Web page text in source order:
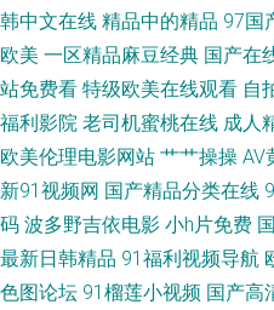
频在线观看 毛片夜夜91 91九色绿帽
频总站 欧美婷婷色九月 91啦操精品
机精品专区 91豆花社区 国产精品国
中文字幕 91国内在线视频 国产长腿
韩中文在线 精品中的精品 97国
欧美 一区精品麻豆经典 国产在
站免费看 特级欧美在线观看 自
福利影院 老司机蜜桃在线 成人
欧美伦理电影网站 艹艹操操 AV
新91视频网 国产精品分类在线
码 波多野吉依电影 小h片免费
最新日韩精品 91福利视频导航
色图论坛 91榴莲小视频 国产高